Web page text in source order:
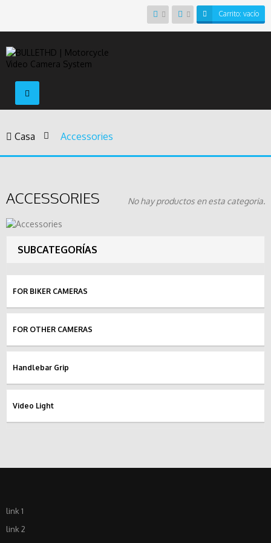
Carrito: vacío
Navegación
Toggle
Casa > Accessories
ACCESSORIES No hay productos en esta categoria.
SUBCATEGORÍAS
FOR BIKER CAMERAS
FOR OTHER CAMERAS
Handlebar Grip
Video Light
link 1
link 2